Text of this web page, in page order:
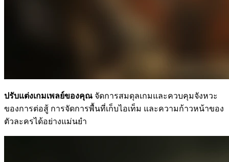
ปรับแต่งเกมเพลย์ของคุณ จัดการสมดุลเกมและควบคุมจังหวะ
ของการต่อสู้ การจัดการพื้นที่เก็บไอเท็ม และความก้าวหน้าของ
ตัวละครได้อย่างแม่นยำ